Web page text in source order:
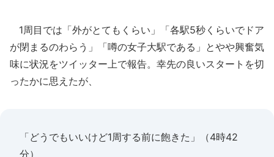
1周目では「外がとてもくらい」「各駅5秒くらいでドア
が閉まるのわらう」「噂の女子大駅である」とやや興奮気
味に状況をツイッター上で報告。幸先の良いスタートを切
ったかに思えたが、
「どうでもいいけど1周する前に飽きた」（4時42
分）